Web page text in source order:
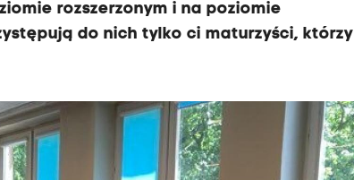
rozszerzonym i na poziomie
do nich tylko ci maturzyści, którzy